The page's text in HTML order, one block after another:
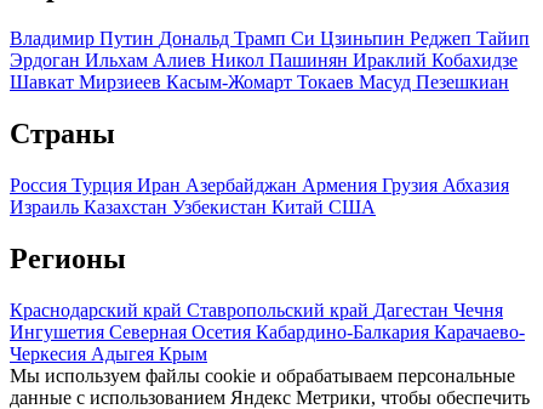
Владимир Путин Дональд Трамп Си Цзиньпин Реджеп Тайип
Эрдоган Ильхам Алиев Никол Пашинян Ираклий Кобахидзе
Шавкат Мирзиеев Касым-Жомарт Токаев Масуд Пезешкиан
Страны
Россия Турция Иран Азербайджан Армения Грузия Абхазия
Израиль Казахстан Узбекистан Китай США
Регионы
Краснодарский край Ставропольский край Дагестан Чечня
Ингушетия Северная Осетия Кабардино-Балкария Карачаево-
Черкесия Адыгея Крым
Мы используем файлы cookie и обрабатываем персональные
данные с использованием Яндекс Метрики, чтобы обеспечить